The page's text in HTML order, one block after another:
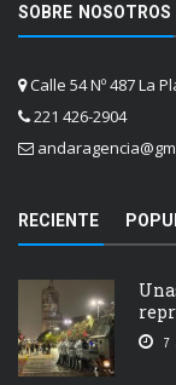
SOBRE NOSOTROS
Calle 54 Nº 487 La
221 426-2904
RECIENTE
7